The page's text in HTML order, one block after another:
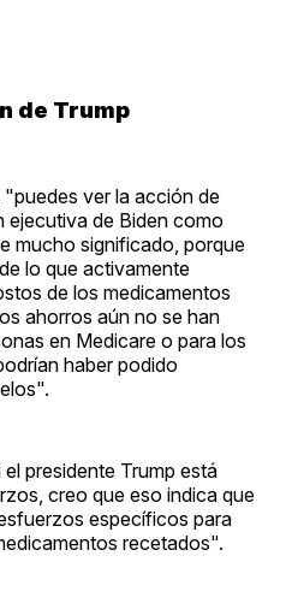
de Trump
"puedes ver la acción de
ejecutiva de Biden como
mucho significado, porque
lo que activamente
de los medicamentos
ahorros aún no se han
en Medicare o para los
haber podido
presidente Trump está
creo que eso indica que
específicos para
recetados".